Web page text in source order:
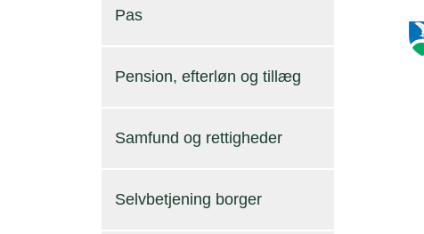
Pas
Pension, efterløn og tillæg
Samfund og rettigheder
Selvbetjening borger